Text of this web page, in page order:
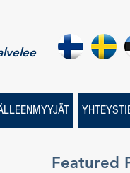
Featured